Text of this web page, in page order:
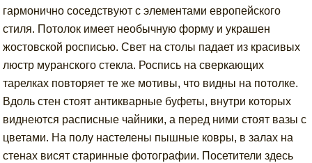
гармонично соседствуют с элементами европейского
стиля. Потолок имеет необычную форму и украшен
жостовской росписью. Свет на столы падает из красивых
люстр муранского стекла. Роспись на сверкающих
тарелках повторяет те же мотивы, что видны на потолке.
Вдоль стен стоят антикварные буфеты, внутри которых
виднеются расписные чайники, а перед ними стоят вазы с
цветами. На полу настелены пышные ковры, в залах на
стенах висят старинные фотографии. Посетители здесь